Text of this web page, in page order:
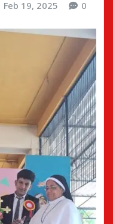
Feb 19, 2025 0